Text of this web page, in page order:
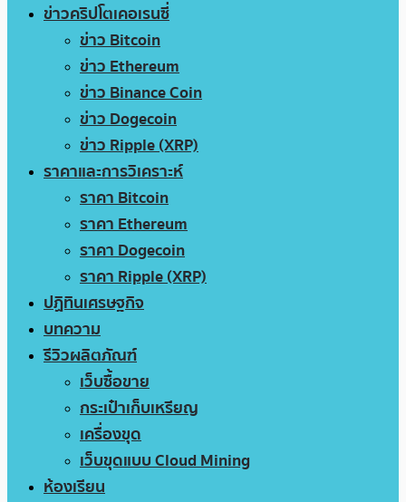
ข่าวคริปโตเคอเรนซี่
ข่าว Bitcoin
ข่าว Ethereum
ข่าว Binance Coin
ข่าว Dogecoin
ข่าว Ripple (XRP)
ราคาและการวิเคราะห์
ราคา Bitcoin
ราคา Ethereum
ราคา Dogecoin
ราคา Ripple (XRP)
ปฏิทินเศรษฐกิจ
บทความ
รีวิวผลิตภัณฑ์
เว็บซื้อขาย
กระเป๋าเก็บเหรียญ
เครื่องขุด
เว็บขุดแบบ Cloud Mining
ห้องเรียน